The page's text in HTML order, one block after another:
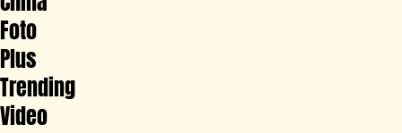
Foto
Plus
Trending
Video